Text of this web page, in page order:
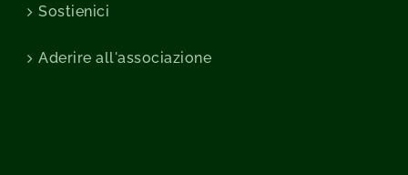
Sostienici
Aderire all'associazione